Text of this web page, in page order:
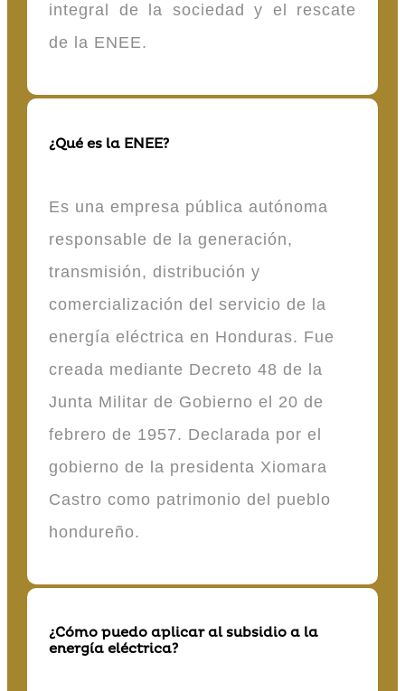
integral de la sociedad y el rescate
de la ENEE.
¿Qué es la ENEE?
Es una empresa pública autónoma
responsable de la generación,
transmisión, distribución y
comercialización del servicio de la
energía eléctrica en Honduras. Fue
creada mediante Decreto 48 de la
Junta Militar de Gobierno el 20 de
febrero de 1957. Declarada por el
gobierno de la presidenta Xiomara
Castro como patrimonio del pueblo
hondureño.
¿Cómo puedo aplicar al subsidio a la
energía eléctrica?